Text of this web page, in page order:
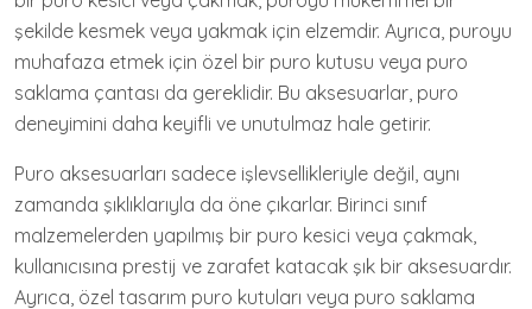
şekilde kesmek veya yakmak için elzemdir. Ayrıca, puroyu
muhafaza etmek için özel bir puro kutusu veya puro
saklama çantası da gereklidir. Bu aksesuarlar, puro
deneyimini daha keyifli ve unutulmaz hale getirir.
Puro aksesuarları sadece işlevsellikleriyle değil, aynı
zamanda şıklıklarıyla da öne çıkarlar. Birinci sınıf
malzemelerden yapılmış bir puro kesici veya çakmak,
kullanıcısına prestij ve zarafet katacak şık bir aksesuardır.
Ayrıca, özel tasarım puro kutuları veya puro saklama